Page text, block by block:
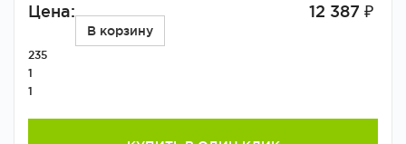
Цена: 12 387 ₽
В корзину
235
1
1